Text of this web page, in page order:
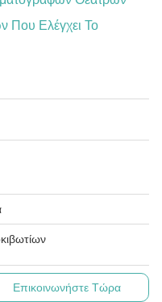
Που Ελέγχει Το
Επικοινωνήστε Τώρα